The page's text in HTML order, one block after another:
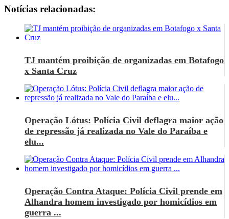
Notícias relacionadas:
TJ mantém proibição de organizadas em Botafogo
x Santa Cruz
Operação Lótus: Polícia Civil deflagra maior ação
de repressão já realizada no Vale do Paraíba e
elu...
Operação Contra Ataque: Polícia Civil prende em
Alhandra homem investigado por homicídios em
guerra ...